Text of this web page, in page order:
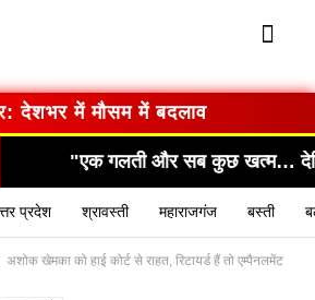
सरकार का बड़ा फैसला
खत्म… देखिए कैसे हुआ हादसा!"
प्रदेश श्रावस्ती महाराजगंज बस्ती
अशोक खेमका को हाई कोर्ट से राहत, रिटायर्ड हैं तो एम्पैनलमेंट